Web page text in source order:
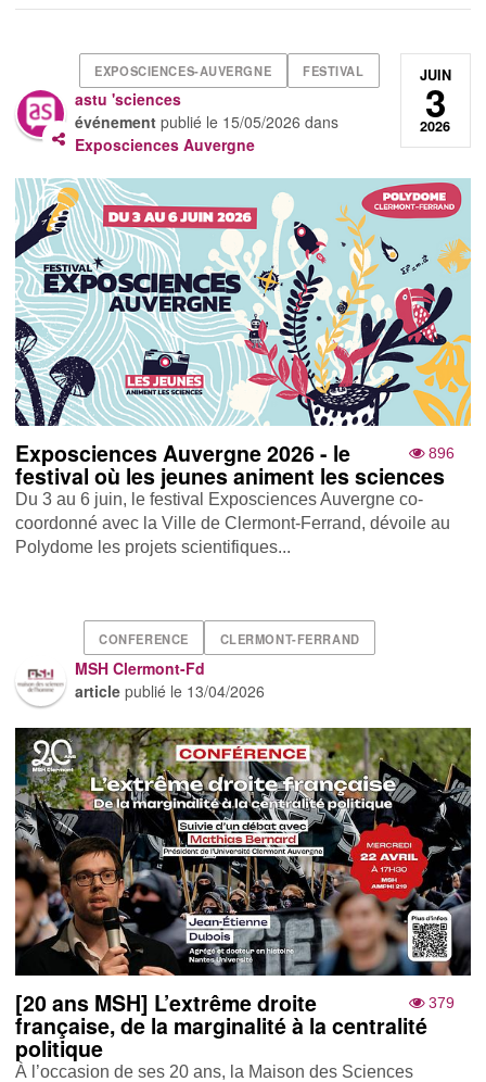
EXPOSCIENCES-AUVERGNE FESTIVAL
astu 'sciences
événement publié le 15/05/2026 dans
Exposciences Auvergne
JUIN
3
2026
896
Exposciences Auvergne 2026 - le
festival où les jeunes animent les sciences
Du 3 au 6 juin, le festival Exposciences Auvergne co-
coordonné avec la Ville de Clermont-Ferrand, dévoile au
Polydome les projets scientifiques...
CONFERENCE CLERMONT-FERRAND
MSH Clermont-Fd
article publié le 13/04/2026
379
[20 ans MSH] L’extrême droite
française, de la marginalité à la centralité
politique
À l’occasion de ses 20 ans, la Maison des Sciences